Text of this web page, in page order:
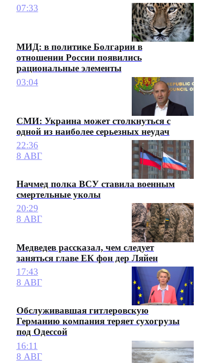
07:33
МИД: в политике Болгарии в
отношении России появились
рациональные элементы
03:04
СМИ: Украина может столкнуться с
одной из наиболее серьезных неудач
22:36
8 АВГ
Начмед полка ВСУ ставила военным
смертельные уколы
20:29
8 АВГ
Медведев рассказал, чем следует
заняться главе ЕК фон дер Ляйен
17:43
8 АВГ
Обслуживавшая гитлеровскую
Германию компания теряет сухогрузы
под Одессой
16:11
8 АВГ